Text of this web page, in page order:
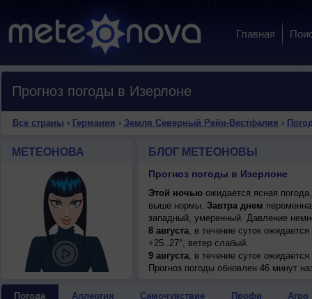
Главная
Прогноз погоды в Изерлоне
Все страны › Германия › Земля Северный Рейн-Вестфалия ›
МЕТЕОНОВА БЛОГ МЕТЕОНОВЫ
Прогноз погоды в Изерлоне
Этой ночьюожидается ясная
выше нормы. Завтра днем
западный, умеренный. Давление
8 августа, в течение суток
+25..27°, ветер слабый.
9 августа, в течение суток
днем +31..33°, ветер слабый.
ветер юго-западный, умеренный.
Прогноз погоды обновлен 46 минут
Погода Аллергия Самочувствие Профи Агро